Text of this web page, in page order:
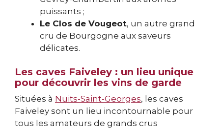
puissants ;
Le Clos de Vougeot, un autre grand
cru de Bourgogne aux saveurs
délicates.
Les caves Faiveley : un lieu unique
pour découvrir les vins de garde
Situées à Nuits-Saint-Georges, les caves
Faiveley sont un lieu incontournable pour
tous les amateurs de grands crus